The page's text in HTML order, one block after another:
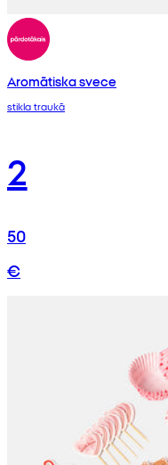
Aromātiska svece
stikla traukā
2
50
€